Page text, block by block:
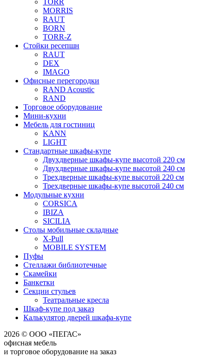
MORRIS
RAUT
BORN
TORR-Z
Стойки ресепшн
RAUT
DEX
IMAGO
Офисные перегородки
RAND Acoustic
RAND
Торговое оборудование
Мини-кухни
Мебель для гостиниц
KANN
LIGHT
Стандартные шкафы-купе
Двухдверные шкафы-купе высотой 220 см
Двухдверные шкафы-купе высотой 240 см
Трехдверные шкафы-купе высотой 220 см
Трехдверные шкафы-купе высотой 240 см
Модульные кухни
CORSICA
IBIZA
SICILIA
Столы мобильные складные
X-Pull
MOBILE SYSTEM
Пуфы
Стеллажи библиотечные
Скамейки
Банкетки
Секции стульев
Театральные кресла
Шкаф-купе под заказ
Калькулятор дверей шкафа-купе
2026 © ООО «ПЕГАС»
офисная мебель
и торговое оборудование на заказ